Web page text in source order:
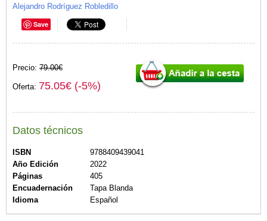
Alejandro Rodríguez Robledillo
Save
Precio: 79.00€
Oferta: 75.05€ (-5%)
Datos técnicos
ISBN
9788409439041
Año Edición
2022
Páginas
405
Encuadernación
Tapa Blanda
Idioma
Español